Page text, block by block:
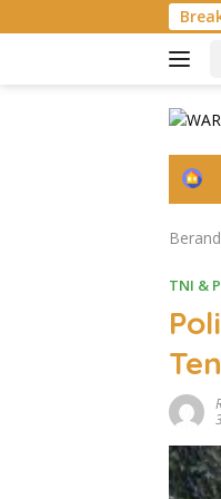
ke
Panjang, Pelindo Dukung
H
e
TNI &